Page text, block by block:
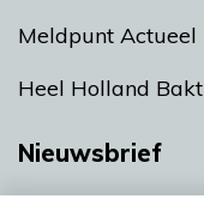
Meldpunt Actueel
Heel Holland Bakt
Nieuwsbrief